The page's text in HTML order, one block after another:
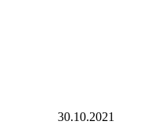
30.10.2021